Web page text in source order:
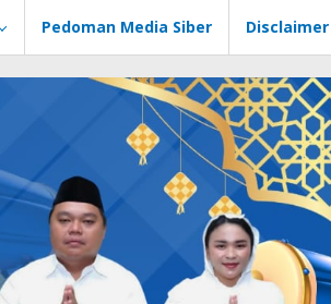
Pedoman Media Siber Disclaimer